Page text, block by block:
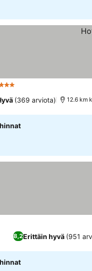
(369 arviota) 12.6 km
8,2Erittäin hyvä (951